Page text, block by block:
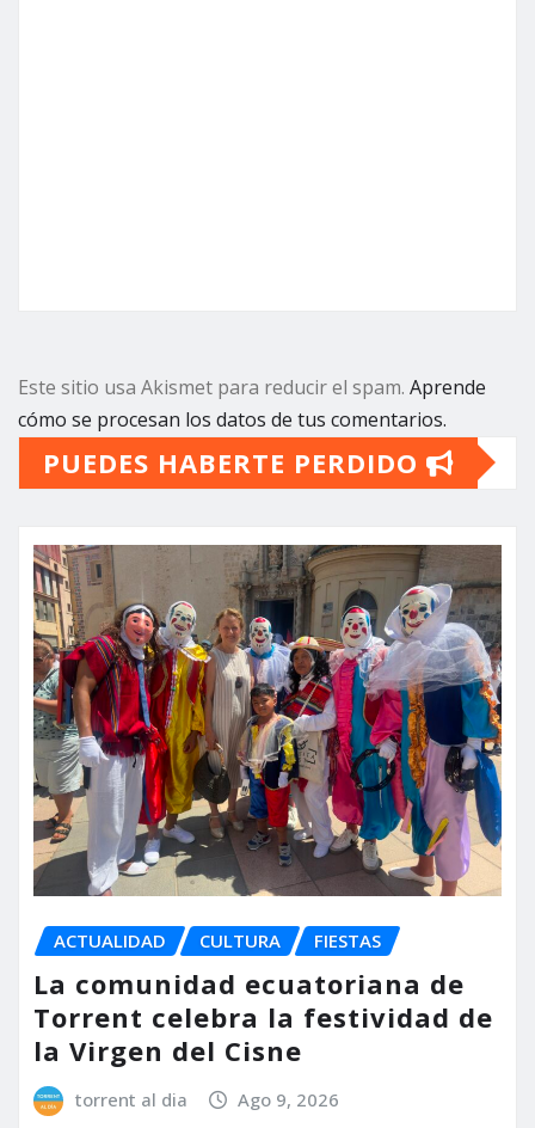
Este sitio usa Akismet para reducir el spam. Aprende
cómo se procesan los datos de tus comentarios.
PUEDES HABERTE PERDIDO
ACTUALIDAD CULTURA FIESTAS
La comunidad ecuatoriana de
Torrent celebra la festividad de
la Virgen del Cisne
torrent al dia Ago 9, 2026